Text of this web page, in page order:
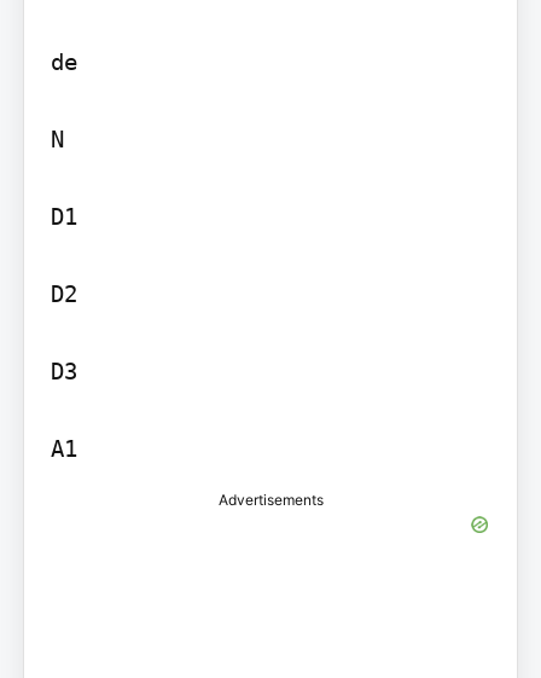
de
N
D1
D2
D3
A1
Advertisements